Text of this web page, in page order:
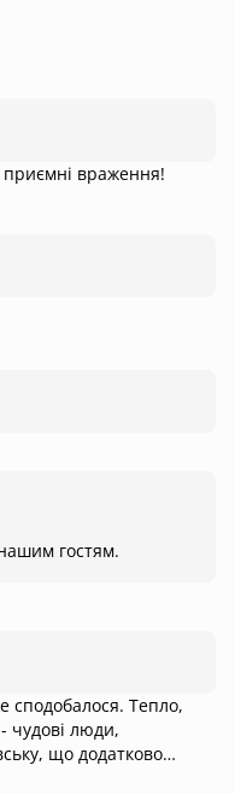
враження!
гостям.
сподобалося. Тепло,
чудові люди,
що додатково